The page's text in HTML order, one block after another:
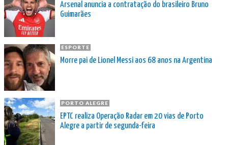
Arsenal anuncia a contratação do brasileiro Bruno
Guimarães
ESPORTE
Morre pai de Lionel Messi aos 68 anos na Argentina
PORTO ALEGRE
EPTC realiza Operação Radar em 20 vias de Porto
Alegre a partir de segunda-feira